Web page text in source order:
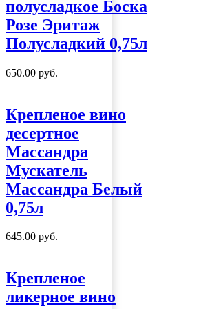
полусладкое Боска
Розе Эритаж
Полусладкий 0,75л
650.00 руб.
Крепленое вино
десертное
Массандра
Мускатель
Массандра Белый
0,75л
645.00 руб.
Крепленое
ликерное вино